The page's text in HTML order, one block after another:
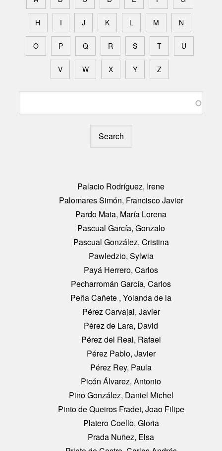
H I J K L M N
O P Q R S T U
V W X Y Z
Palacio Rodríguez, Irene
Palomares Simón, Francisco Javier
Pardo Mata, María Lorena
Pascual García, Gonzalo
Pascual González, Cristina
Pawledzio, Sylwia
Payá Herrero, Carlos
Pecharromán García, Carlos
Peña Cañete , Yolanda de la
Pérez Carvajal, Javier
Pérez de Lara, David
Pérez del Real, Rafael
Pérez Pablo, Javier
Pérez Rey, Paula
Picón Álvarez, Antonio
Pino González, Daniel Michel
Pinto de Queiros Fradet, Joao Filipe
Platero Coello, Gloria
Prada Nuñez, Elsa